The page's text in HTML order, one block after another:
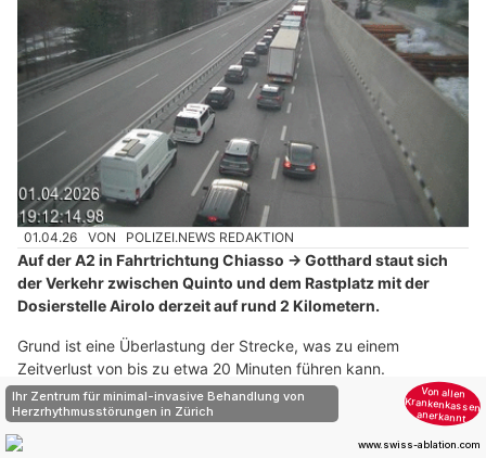
01.04.26 VON POLIZEI.NEWS REDAKTION
Auf der A2 in Fahrtrichtung Chiasso → Gotthard staut sich
der Verkehr zwischen Quinto und dem Rastplatz mit der
Dosierstelle Airolo derzeit auf rund 2 Kilometern.
Grund ist eine Überlastung der Strecke, was zu einem
Zeitverlust von bis zu etwa 20 Minuten führen kann.
Weiterlesen